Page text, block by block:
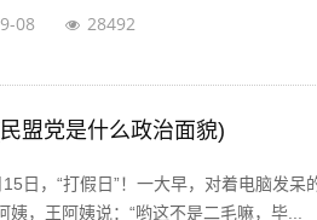
08 28492
盟党是什么政治面貌)
日，“打假日”！一大早，对着电脑发
姨，王阿姨说：“哟这不是二毛嘛，毕...